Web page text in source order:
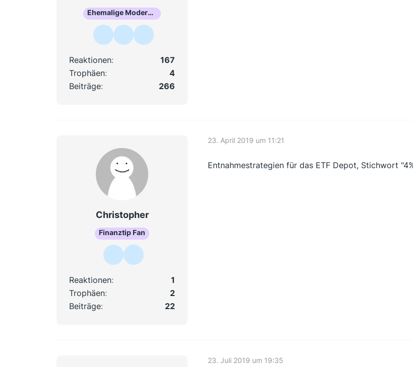
Ehemalige Moderatorin
Reaktionen
167
Trophäen
4
Beiträge
266
Christopher
Finanztip Fan
Reaktionen
1
Trophäen
2
Beiträge
22
23. April 2019 um 11:21
Entnahmestrategien für das ETF Depot, Stichwort
23. Juli 2019 um 19:35